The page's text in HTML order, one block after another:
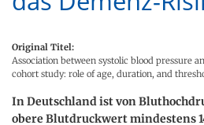
Original Titel:
Association between systolic blood pressure
cohort study: role of age, duration, and
In Deutschland ist von
obere Blutdruckwert mindestens